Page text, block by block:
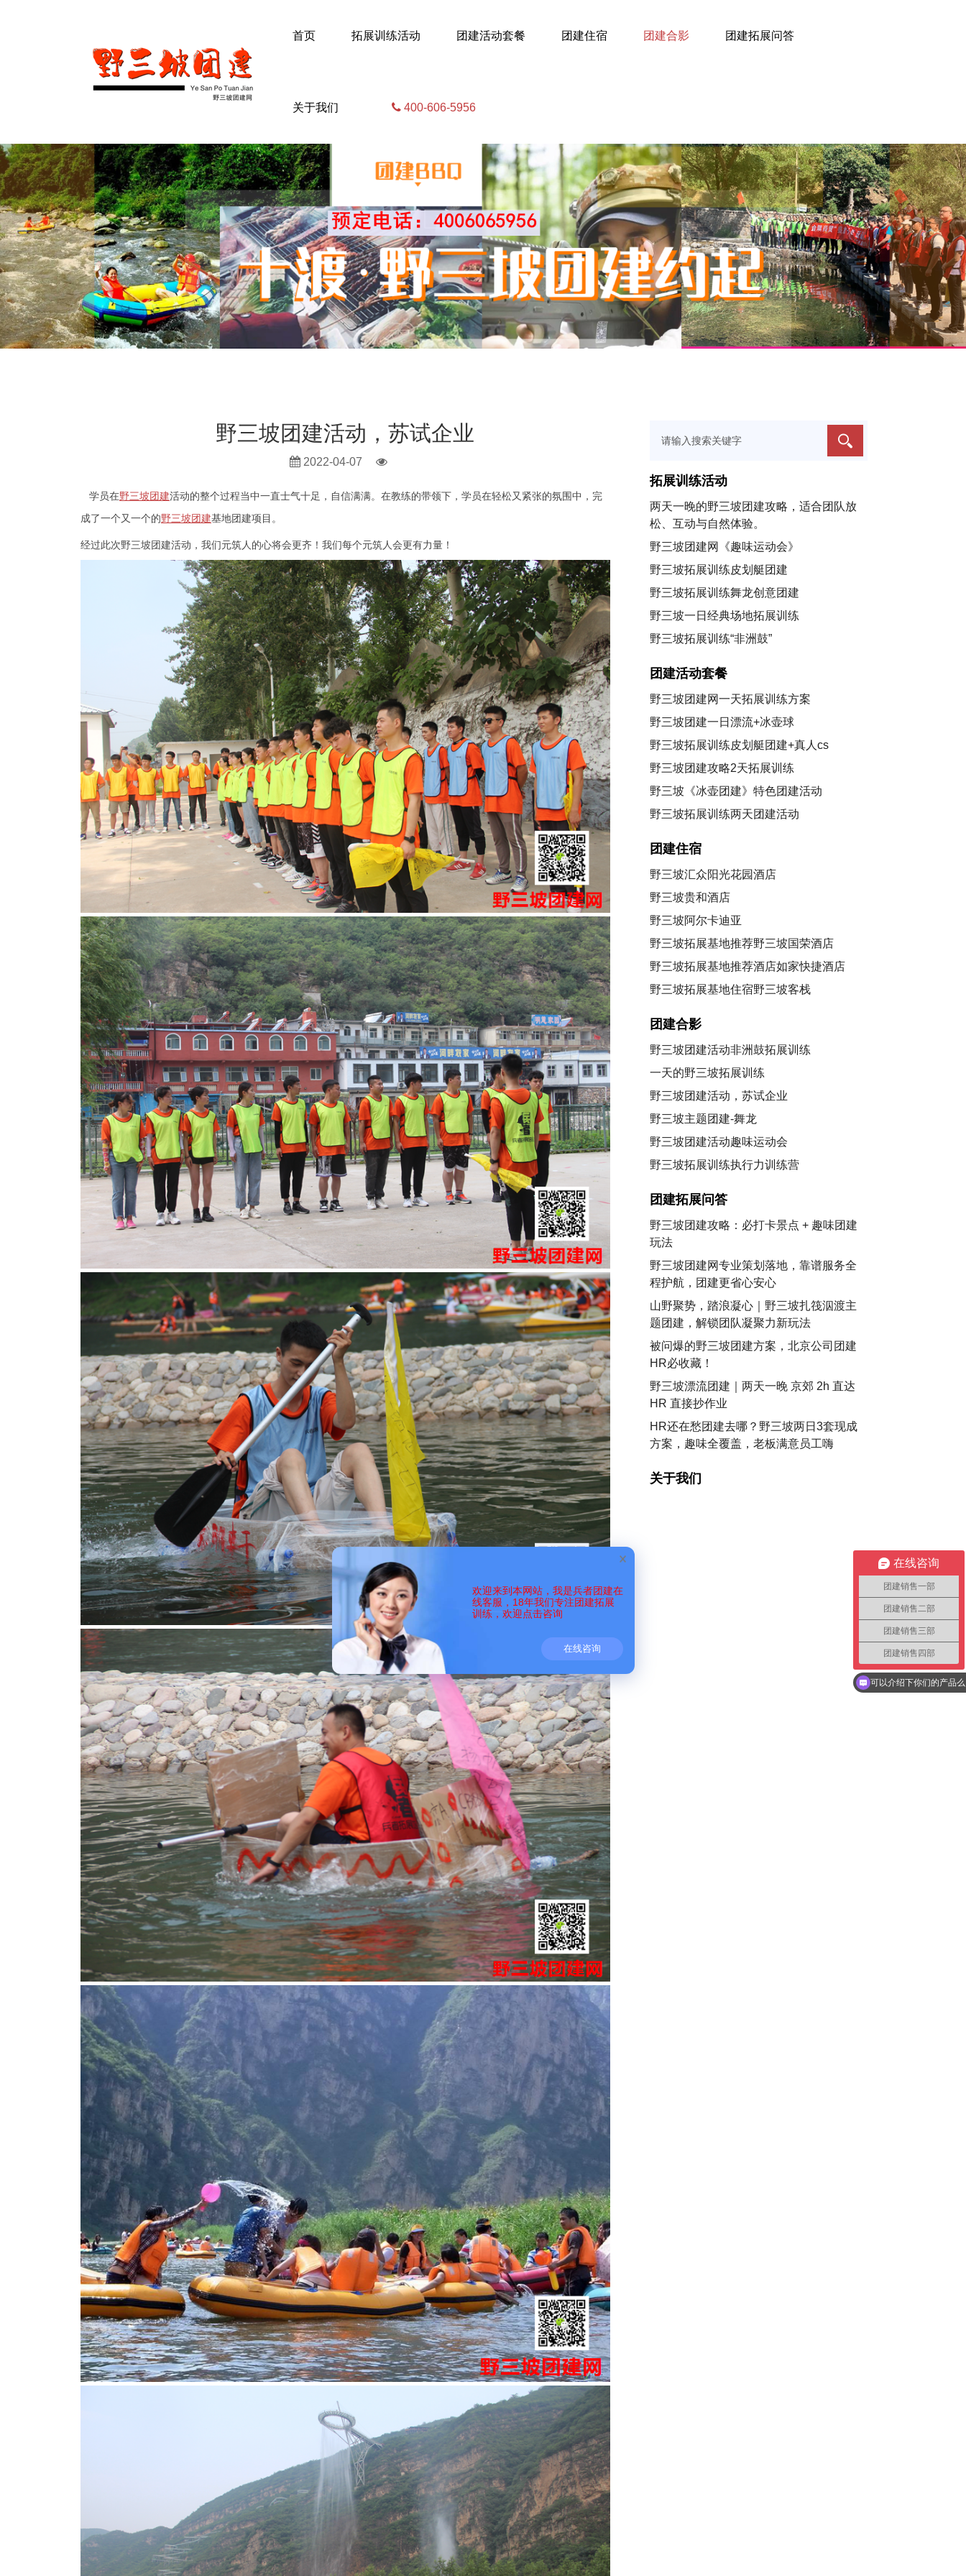
首页 拓展训练活动 团建活动套餐 团建住宿 团建合影 团建拓展问答
关于我们 400-606-5956
野三坡团建活动，苏试企业
2022-04-07
学员在野三坡团建活动的整个过程当中一直士气十足，自信满满。在教练的带领下，学员在轻松又紧张的氛围中，完
成了一个又一个的野三坡团建基地团建项目。
经过此次野三坡团建活动，我们元筑人的心将会更齐！我们每个元筑人会更有力量！
拓展训练活动
两天一晚的野三坡团建攻略，适合团队放
松、互动与自然体验。
野三坡团建网《趣味运动会》
野三坡拓展训练皮划艇团建
野三坡拓展训练舞龙创意团建
野三坡一日经典场地拓展训练
野三坡拓展训练“非洲鼓”
团建活动套餐
野三坡团建网一天拓展训练方案
野三坡团建一日漂流+冰壶球
野三坡拓展训练皮划艇团建+真人cs
野三坡团建攻略2天拓展训练
野三坡《冰壶团建》特色团建活动
野三坡拓展训练两天团建活动
团建住宿
野三坡汇众阳光花园酒店
野三坡贵和酒店
野三坡阿尔卡迪亚
野三坡拓展基地推荐野三坡国荣酒店
野三坡拓展基地推荐酒店如家快捷酒店
野三坡拓展基地住宿野三坡客栈
团建合影
野三坡团建活动非洲鼓拓展训练
一天的野三坡拓展训练
野三坡团建活动，苏试企业
野三坡主题团建-舞龙
野三坡团建活动趣味运动会
野三坡拓展训练执行力训练营
团建拓展问答
野三坡团建攻略：必打卡景点 + 趣味团建
玩法
野三坡团建网专业策划落地，靠谱服务全
程护航，团建更省心安心
山野聚势，踏浪凝心｜野三坡扎筏泅渡主
题团建，解锁团队凝聚力新玩法
被问爆的野三坡团建方案，北京公司团建
HR必收藏！
野三坡漂流团建｜两天一晚 京郊 2h 直达
HR 直接抄作业
HR还在愁团建去哪？野三坡两日3套现成
方案，趣味全覆盖，老板满意员工嗨
关于我们
在线咨询
团建销售一部
团建销售二部
团建销售三部
团建销售四部
可以介绍下你们的产品
你们是怎么收费的呢？
欢迎来到本网站，我是兵者团建在
线客服，18年我们专注团建拓展
训练，欢迎点击咨询
在线咨询